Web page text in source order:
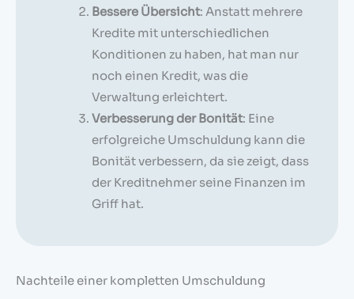
Bessere Übersicht: Anstatt mehrere
Kredite mit unterschiedlichen
Konditionen zu haben, hat man nur
noch einen Kredit, was die
Verwaltung erleichtert.
Verbesserung der Bonität: Eine
erfolgreiche Umschuldung kann die
Bonität verbessern, da sie zeigt, dass
der Kreditnehmer seine Finanzen im
Griff hat.
Nachteile einer kompletten Umschuldung